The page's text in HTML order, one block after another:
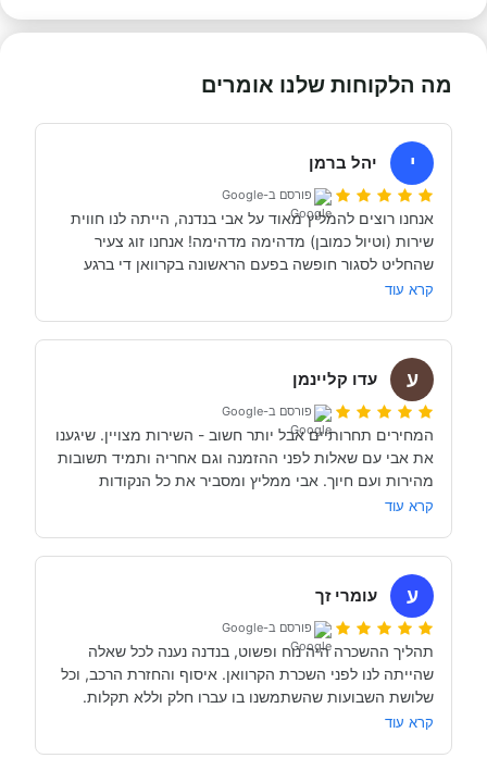
מה הלקוחות שלנו אומרים
י יהל ברמן
פורסם ב-Google
היה זמין לכל שאלה, לפני ובמהלך השהות שלנו (וכמעט ולא
השכרנו את הקרוואן בדורטמונד, בגרמניה- קיבלנו את האוטו
תודה אבי!
קרא עוד
ע עדו קליינמן
פורסם ב-Google
קרא עוד
ע עומרי זך
פורסם ב-Google
מאוד מומלץ לכל מי שרוצה לעשות חופשה בקרוואן.
קרא עוד